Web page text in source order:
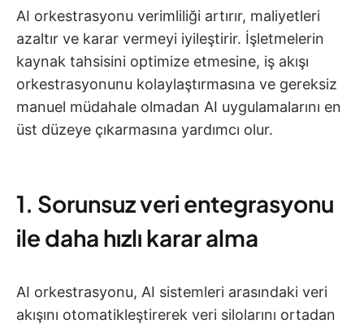
AI orkestrasyonu verimliliği artırır, maliyetleri
azaltır ve karar vermeyi iyileştirir. İşletmelerin
kaynak tahsisini optimize etmesine, iş akışı
orkestrasyonunu kolaylaştırmasına ve gereksiz
manuel müdahale olmadan AI uygulamalarını en
üst düzeye çıkarmasına yardımcı olur.
1. Sorunsuz veri entegrasyonu
ile daha hızlı karar alma
AI orkestrasyonu, AI sistemleri arasındaki veri
akışını otomatikleştirerek veri silolarını ortadan